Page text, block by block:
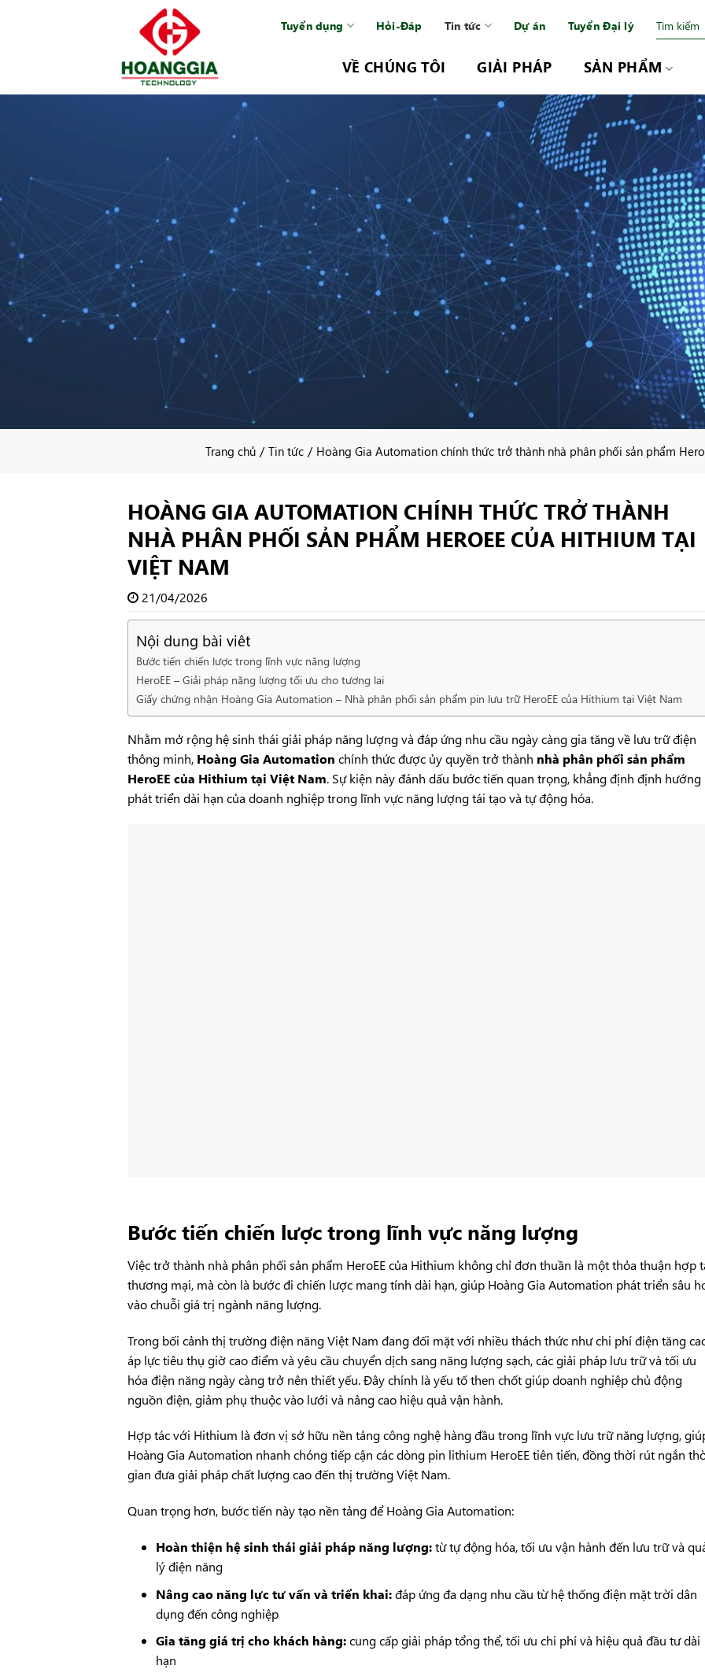
Tuyển dụng Hỏi-Đáp Tin tức Dự án Tuyển Đại lý
VỀ CHÚNG TÔI GIẢI PHÁP SẢN PHẨM
Trang chủ / Tin tức / Hoàng Gia Automation chính thức trở thành nhà phân phối sản phẩm
HOÀNG GIA AUTOMATION CHÍNH THỨC TRỞ THÀNH
NHÀ PHÂN PHỐI SẢN PHẨM HEROEE CỦA HITHIUM TẠI
VIỆT NAM
21/04/2026
Nội dung bài viêt
Bước tiến chiến lược trong lĩnh vực năng lượng
HeroEE – Giải pháp năng lượng tối ưu cho tương lai
Giấy chứng nhận Hoàng Gia Automation – Nhà phân phối sản phẩm pin lưu trữ HeroEE của Hithium tại Việt Nam
Nhằm mở rộng hệ sinh thái giải pháp năng lượng và đáp ứng nhu cầu ngày càng gia tăng về lưu trữ điện
thông minh, Hoàng Gia Automation chính thức được ủy quyền trở thành nhà phân phối sản phẩm
HeroEE của Hithium tại Việt Nam. Sự kiện này đánh dấu bước tiến quan trọng, khẳng định định hướng
phát triển dài hạn của doanh nghiệp trong lĩnh vực năng lượng tái tạo và tự động hóa.
Bước tiến chiến lược trong lĩnh vực năng lượng
Việc trở thành nhà phân phối sản phẩm HeroEE của Hithium không chỉ đơn thuần là một thỏa thuận hợp
thương mại, mà còn là bước đi chiến lược mang tính dài hạn, giúp Hoàng Gia Automation phát triển sâu
vào chuỗi giá trị ngành năng lượng.
Trong bối cảnh thị trường điện năng Việt Nam đang đối mặt với nhiều thách thức như chi phí điện tăng
áp lực tiêu thụ giờ cao điểm và yêu cầu chuyển dịch sang năng lượng sạch, các giải pháp lưu trữ và tối ưu
hóa điện năng ngày càng trở nên thiết yếu. Đây chính là yếu tố then chốt giúp doanh nghiệp chủ động
nguồn điện, giảm phụ thuộc vào lưới và nâng cao hiệu quả vận hành.
Hợp tác với Hithium là đơn vị sở hữu nền tảng công nghệ hàng đầu trong lĩnh vực lưu trữ năng lượng,
Hoàng Gia Automation nhanh chóng tiếp cận các dòng pin lithium HeroEE tiên tiến, đồng thời rút ngắn
gian đưa giải pháp chất lượng cao đến thị trường Việt Nam.
Quan trọng hơn, bước tiến này tạo nền tảng để Hoàng Gia Automation:
Hoàn thiện hệ sinh thái giải pháp năng lượng:từ tự động hóa, tối ưu vận hành đến lưu trữ và
lý điện năng
Nâng cao năng lực tư vấn và triển khai:đáp ứng đa dạng nhu cầu từ hệ thống điện mặt trời dân
dụng đến công nghiệp
Gia tăng giá trị cho khách hàng:cung cấp giải pháp tổng thể, tối ưu chi phí và hiệu quả đầu tư dài
hạn